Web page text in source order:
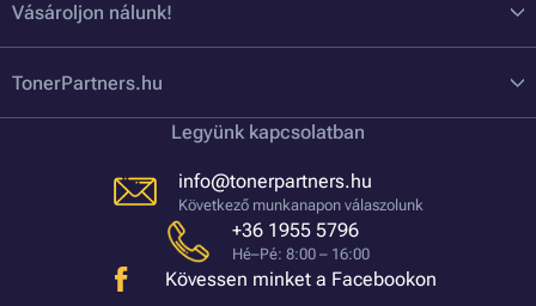
Vásároljon nálunk!
TonerPartners.hu
Legyünk kapcsolatban
info@tonerpartners.hu
Következő munkanapon válaszolunk
+36 1955 5796
Hé–Pé: 8:00 – 16:00
Kövessen minket a Facebookon